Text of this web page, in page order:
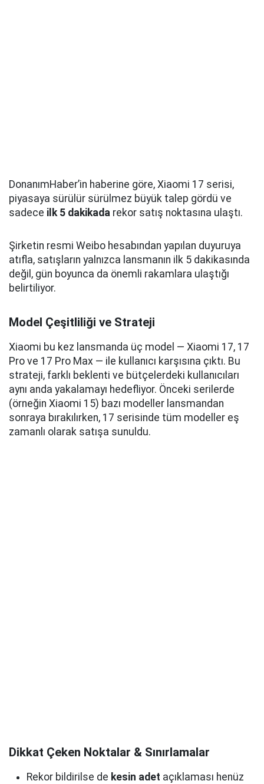
DonanımHaber’in haberine göre, Xiaomi 17 serisi,
piyasaya sürülür sürülmez büyük talep gördü ve
sadece ilk 5 dakikada rekor satış noktasına ulaştı.
Şirketin resmi Weibo hesabından yapılan duyuruya
atıfla, satışların yalnızca lansmanın ilk 5 dakikasında
değil, gün boyunca da önemli rakamlara ulaştığı
belirtiliyor.
Model Çeşitliliği ve Strateji
Xiaomi bu kez lansmanda üç model — Xiaomi 17, 17
Pro ve 17 Pro Max — ile kullanıcı karşısına çıktı. Bu
strateji, farklı beklenti ve bütçelerdeki kullanıcıları
aynı anda yakalamayı hedefliyor. Önceki serilerde
(örneğin Xiaomi 15) bazı modeller lansmandan
sonraya bırakılırken, 17 serisinde tüm modeller eş
zamanlı olarak satışa sunuldu.
Dikkat Çeken Noktalar & Sınırlamalar
Rekor bildirilse de kesin adet açıklaması henüz